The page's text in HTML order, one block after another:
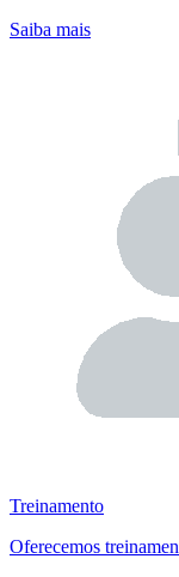
Saiba mais
Treinamento
Oferecemos